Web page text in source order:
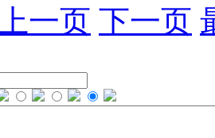
上一页 下一页